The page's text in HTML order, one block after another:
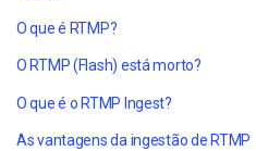
O que é RTMP?
O RTMP (Flash) está morto?
O que é o RTMP Ingest?
As vantagens da ingestão de RTMP